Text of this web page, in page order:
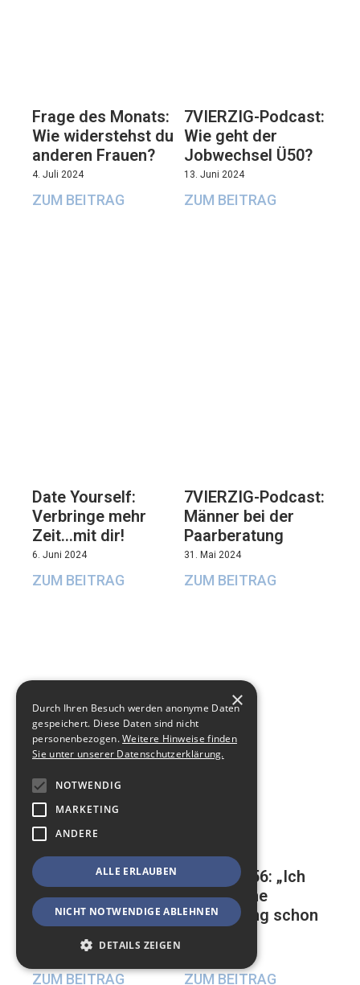
Frage des Monats:
Wie widerstehst du
anderen Frauen?
4. Juli 2024
ZUM BEITRAG
7VIERZIG-Podcast:
Wie geht der
Jobwechsel Ü50?
13. Juni 2024
ZUM BEITRAG
Date Yourself:
Verbringe mehr
Zeit…mit dir!
6. Juni 2024
ZUM BEITRAG
7VIERZIG-Podcast:
Männer bei der
Paarberatung
31. Mai 2024
ZUM BEITRAG
Auf der ewigen
Suche nach einer
glücklichen
Beziehung
23. Mai 2024
ZUM BEITRAG
Mathias, 56: „Ich
habe meine
Beerdigung schon
ZUM BEITRAG
×
Durch Ihren Besuch werden anonyme Daten
gespeichert. Diese Daten sind nicht
personenbezogen.Weitere Hinweise finden
Sie unter unserer Datenschutzerklärung.
NOTWENDIG
MARKETING
ANDERE
ALLE ERLAUBEN
NICHT NOTWENDIGE ABLEHNEN
DETAILS ZEIGEN